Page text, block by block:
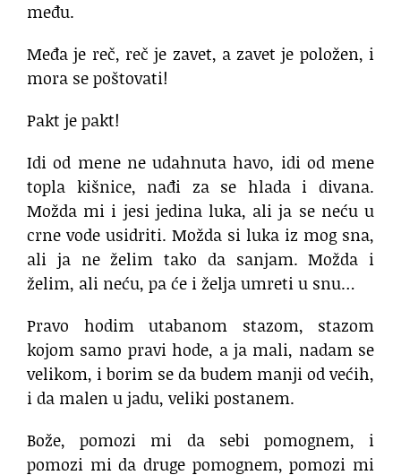
među.
Međa je reč, reč je zavet, a zavet je položen, i
mora se poštovati!
Pakt je pakt!
Idi od mene ne udahnuta havo, idi od mene
topla kišnice, nađi za se hlada i divana.
Možda mi i jesi jedina luka, ali ja se neću u
crne vode usidriti. Možda si luka iz mog sna,
ali ja ne želim tako da sanjam. Možda i
želim, ali neću, pa će i želja umreti u snu…
Pravo hodim utabanom stazom, stazom
kojom samo pravi hode, a ja mali, nadam se
velikom, i borim se da budem manji od većih,
i da malen u jadu, veliki postanem.
Bože, pomozi mi da sebi pomognem, i
pomozi mi da druge pomognem, pomozi mi